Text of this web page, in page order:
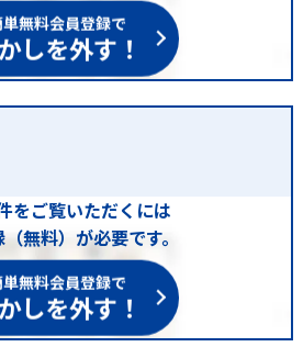
無料会員登録で
しを外す！
をご覧いただくには
無料）が必要です。
無料会員登録で
しを外す！